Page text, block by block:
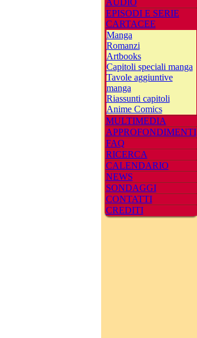
EPISODI E SERIE
CARTACEE
Manga
Romanzi
Artbooks
Capitoli speciali manga
Tavole aggiuntive
manga
Riassunti capitoli
Anime Comics
MULTIMEDIA
APPROFONDIMENTI
FAQ
RICERCA
CALENDARIO
NEWS
SONDAGGI
CONTATTI
CREDITI